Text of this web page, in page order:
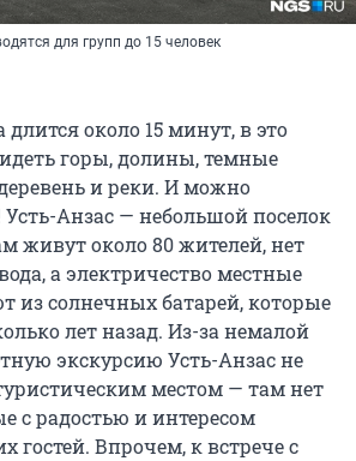
для групп до 15 человек
длится около 15 минут, в это
горы, долины, темные
и реки. И можно
Анзас — небольшой поселок
живут около 80 жителей, нет
а электричество местные
из солнечных батарей, которые
лет назад. Из-за немалой
экскурсию Усть-Анзас не
местом — там нет
с радостью и интересом
гостей. Впрочем, к встрече с